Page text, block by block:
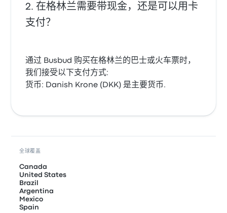
在格林兰需要带现金，还是可以用卡
支付？
通过 Busbud 购买在格林兰的巴士或火车票时，
我们接受以下支付方式:
货币: Danish Krone (DKK) 是主要货币.
全球覆盖
Canada
United States
Brazil
Argentina
Mexico
Spain